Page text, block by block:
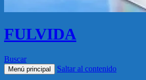
FULVIDA
Buscar
Menú principal Saltar al contenido